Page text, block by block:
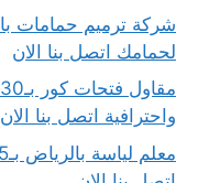
لحمامك اتصل بنا الان
واحترافية اتصل بنا الان